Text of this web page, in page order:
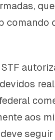
comando
aos